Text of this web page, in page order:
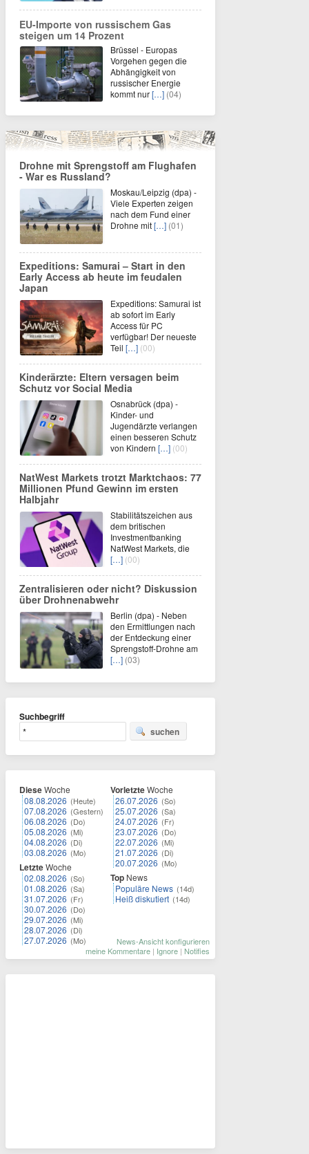
EU-Importe von russischem Gas
steigen um 14 Prozent
Brüssel - Europas
Vorgehen gegen die
Abhängigkeit von
russischer Energie
kommt nur[…] (04)
Drohne mit Sprengstoff am Flughafen
- War es Russland?
Moskau/Leipzig (dpa) -
Viele Experten zeigen
nach dem Fund einer
Drohne mit[…] (01)
Expeditions: Samurai – Start in den
Early Access ab heute im feudalen
Japan
Expeditions: Samurai ist
ab sofort im Early
Access für PC
verfügbar! Der neueste
Teil […] (00)
Kinderärzte: Eltern versagen beim
Schutz vor Social Media
Osnabrück (dpa) -
Kinder- und
Jugendärzte verlangen
einen besseren Schutz
von Kindern […] (00)
NatWest Markets trotzt Marktchaos: 77
Millionen Pfund Gewinn im ersten
Halbjahr
Stabilitätszeichen aus
dem britischen
Investmentbanking
NatWest Markets, die
[…] (00)
Zentralisieren oder nicht? Diskussion
über Drohnenabwehr
Berlin (dpa) - Neben
den Ermittlungen nach
der Entdeckung einer
Sprengstoff-Drohne am
[…] (03)
Suchbegriff
suchen
DieseWoche
08.08.2026 (Heute)
07.08.2026 (Gestern)
06.08.2026 (Do)
05.08.2026 (Mi)
04.08.2026 (Di)
03.08.2026 (Mo)
LetzteWoche
02.08.2026 (So)
01.08.2026 (Sa)
31.07.2026 (Fr)
30.07.2026 (Do)
29.07.2026 (Mi)
28.07.2026 (Di)
27.07.2026 (Mo)
VorletzteWoche
26.07.2026 (So)
25.07.2026 (Sa)
24.07.2026 (Fr)
23.07.2026 (Do)
22.07.2026 (Mi)
21.07.2026 (Di)
20.07.2026 (Mo)
Top News
Populäre News (14d)
Heiß diskutiert (14d)
News-Ansicht konfigurieren
meine Kommentare | Ignore | Notifies